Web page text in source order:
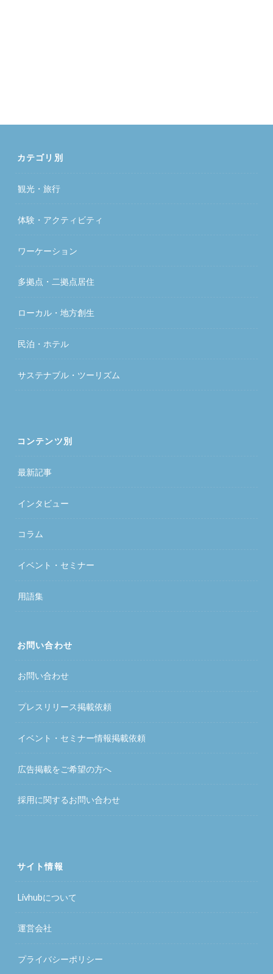
カテゴリ別
観光・旅行
体験・アクティビティ
ワーケーション
多拠点・二拠点居住
ローカル・地方創生
民泊・ホテル
サステナブル・ツーリズム
コンテンツ別
最新記事
インタビュー
コラム
イベント・セミナー
用語集
お問い合わせ
お問い合わせ
プレスリリース掲載依頼
イベント・セミナー情報掲載依頼
広告掲載をご希望の方へ
採用に関するお問い合わせ
サイト情報
Livhubについて
運営会社
プライバシーポリシー